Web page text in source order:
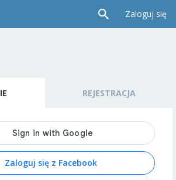
Zaloguj się
REJESTRACJA
Zaloguj się z Facebook